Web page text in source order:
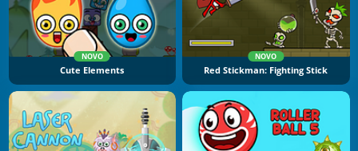
NOVO
Cute Elements
NOVO
Red Stickman: Fighting Stick